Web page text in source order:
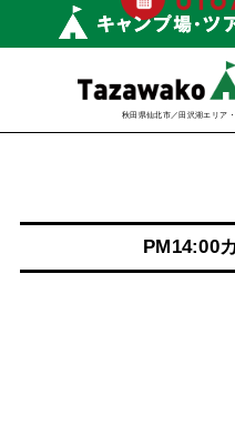
秋田県仙北市／田沢湖エリア
PM14:00